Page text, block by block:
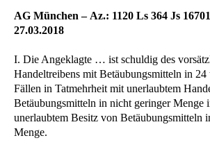
AG München – Az.: 1120 Ls 364 Js
27.03.2018
I. Die Angeklagte … ist schuldig des
Handeltreibens mit Betäubungsmitteln in 24
Fällen in Tatmehrheit mit unerlaubtem
Betäubungsmitteln in nicht geringer Menge
unerlaubtem Besitz von Betäubungsmitteln
Menge.